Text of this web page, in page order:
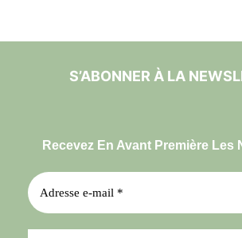
S’ABONNER À LA
Recevez En Avant Première Les